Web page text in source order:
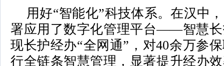
用好“智能化”科技体系。在汉中
署应用了数字化管理平台——智慧长
现长护经办“全网通”，对40余万参
行全链条智慧管理，显著提升经办